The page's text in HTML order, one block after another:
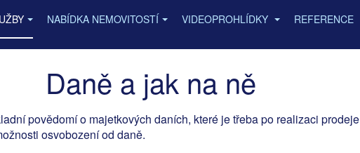
NABÍDKA NEMOVITOSTÍ VIDEOPROHLÍDKY REFERENCE
Daně a jak na ně
povědomí o majetkových daních, které je třeba po realizaci
osvobození od daně.